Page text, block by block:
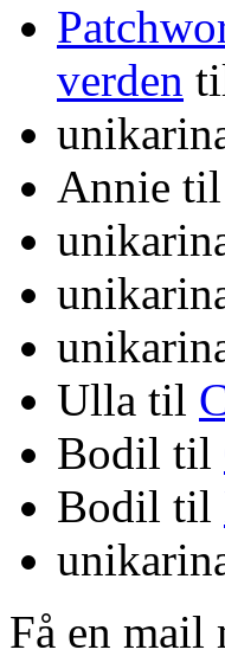
verden
Annie til
Ulla til
Bodil til
Bodil til
Få en